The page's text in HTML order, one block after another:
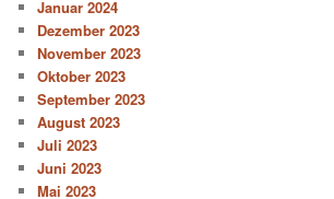
Januar 2024
Dezember 2023
November 2023
Oktober 2023
September 2023
August 2023
Juli 2023
Juni 2023
Mai 2023